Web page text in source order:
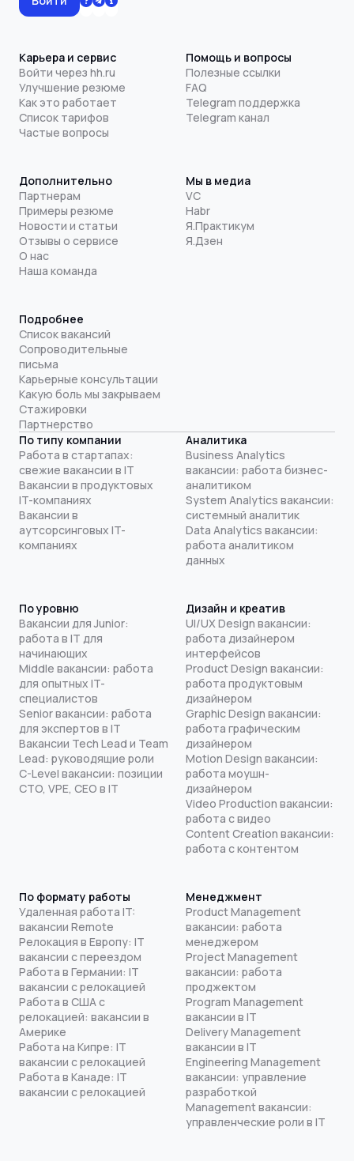
Карьера и сервис
Войти через hh.ru
Улучшение резюме
Как это работает
Список тарифов
Частые вопросы
Помощь и вопросы
Полезные ссылки
FAQ
Telegram поддержка
Telegram канал
Дополнительно
Партнерам
Примеры резюме
Новости и статьи
Отзывы о сервисе
О нас
Наша команда
Мы в медиа
VC
Habr
Я.Практикум
Я.Дзен
Подробнее
Список вакансий
Сопроводительные
письма
Карьерные консультации
Какую боль мы закрываем
Стажировки
Партнерство
По типу компании
Работа в стартапах:
свежие вакансии в IT
Вакансии в продуктовых
IT-компаниях
Вакансии в
аутсорсинговых IT-
компаниях
Аналитика
Business Analytics
вакансии: работа бизнес-
аналитиком
System Analytics вакансии:
системный аналитик
Data Analytics вакансии:
работа аналитиком
данных
По уровню
Вакансии для Junior:
работа в IT для
начинающих
Middle вакансии: работа
для опытных IT-
специалистов
Senior вакансии: работа
для экспертов в IT
Вакансии Tech Lead и Team
Lead: руководящие роли
C-Level вакансии: позиции
CTO, VPE, CEO в IT
Дизайн и креатив
UI/UX Design вакансии:
работа дизайнером
интерфейсов
Product Design вакансии:
работа продуктовым
дизайнером
Graphic Design вакансии:
работа графическим
дизайнером
Motion Design вакансии:
работа моушн-
дизайнером
Video Production вакансии:
работа с видео
Content Creation вакансии:
работа с контентом
По формату работы
Удаленная работа IT:
вакансии Remote
Релокация в Европу: IT
вакансии с переездом
Работа в Германии: IT
вакансии с релокацией
Работа в США с
релокацией: вакансии в
Америке
Работа на Кипре: IT
вакансии с релокацией
Работа в Канаде: IT
вакансии с релокацией
Менеджмент
Product Management
вакансии: работа
менеджером
Project Management
вакансии: работа
проджектом
Program Management
вакансии в IT
Delivery Management
вакансии в IT
Engineering Management
вакансии: управление
разработкой
Management вакансии:
управленческие роли в IT